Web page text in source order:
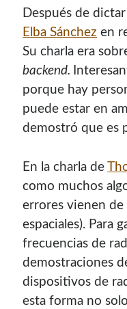
Después de
Elba Sánchez en
Su charla era
backend.
porque hay
puede estar en
demostró que es
En la charla de
como muchos
errores vienen de
espaciales). Para
frecuencias de
demostraciones
dispositivos de
esta forma no